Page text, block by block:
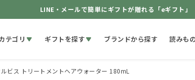
LINE・メールで簡単にギフトが贈れる「eギフト」
テゴリ ギフトを探す ブランドから探す 読みも
ビス トリートメントヘアウォーター 180mL